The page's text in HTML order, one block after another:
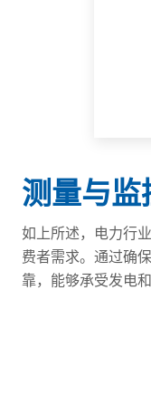
测量与
如上所述，电力行
费者需求。通过确
靠，能够承受发电